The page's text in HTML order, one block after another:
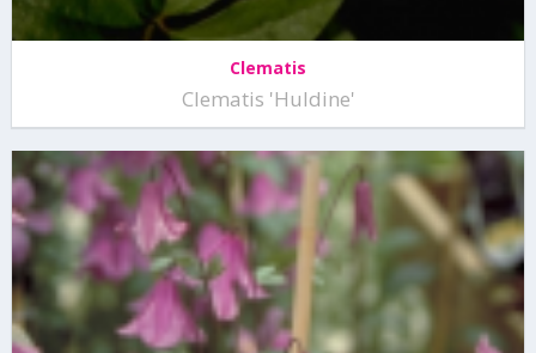
Clematis
Clematis 'Huldine'